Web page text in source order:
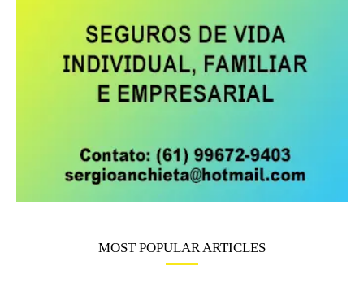
MOST POPULAR ARTICLES